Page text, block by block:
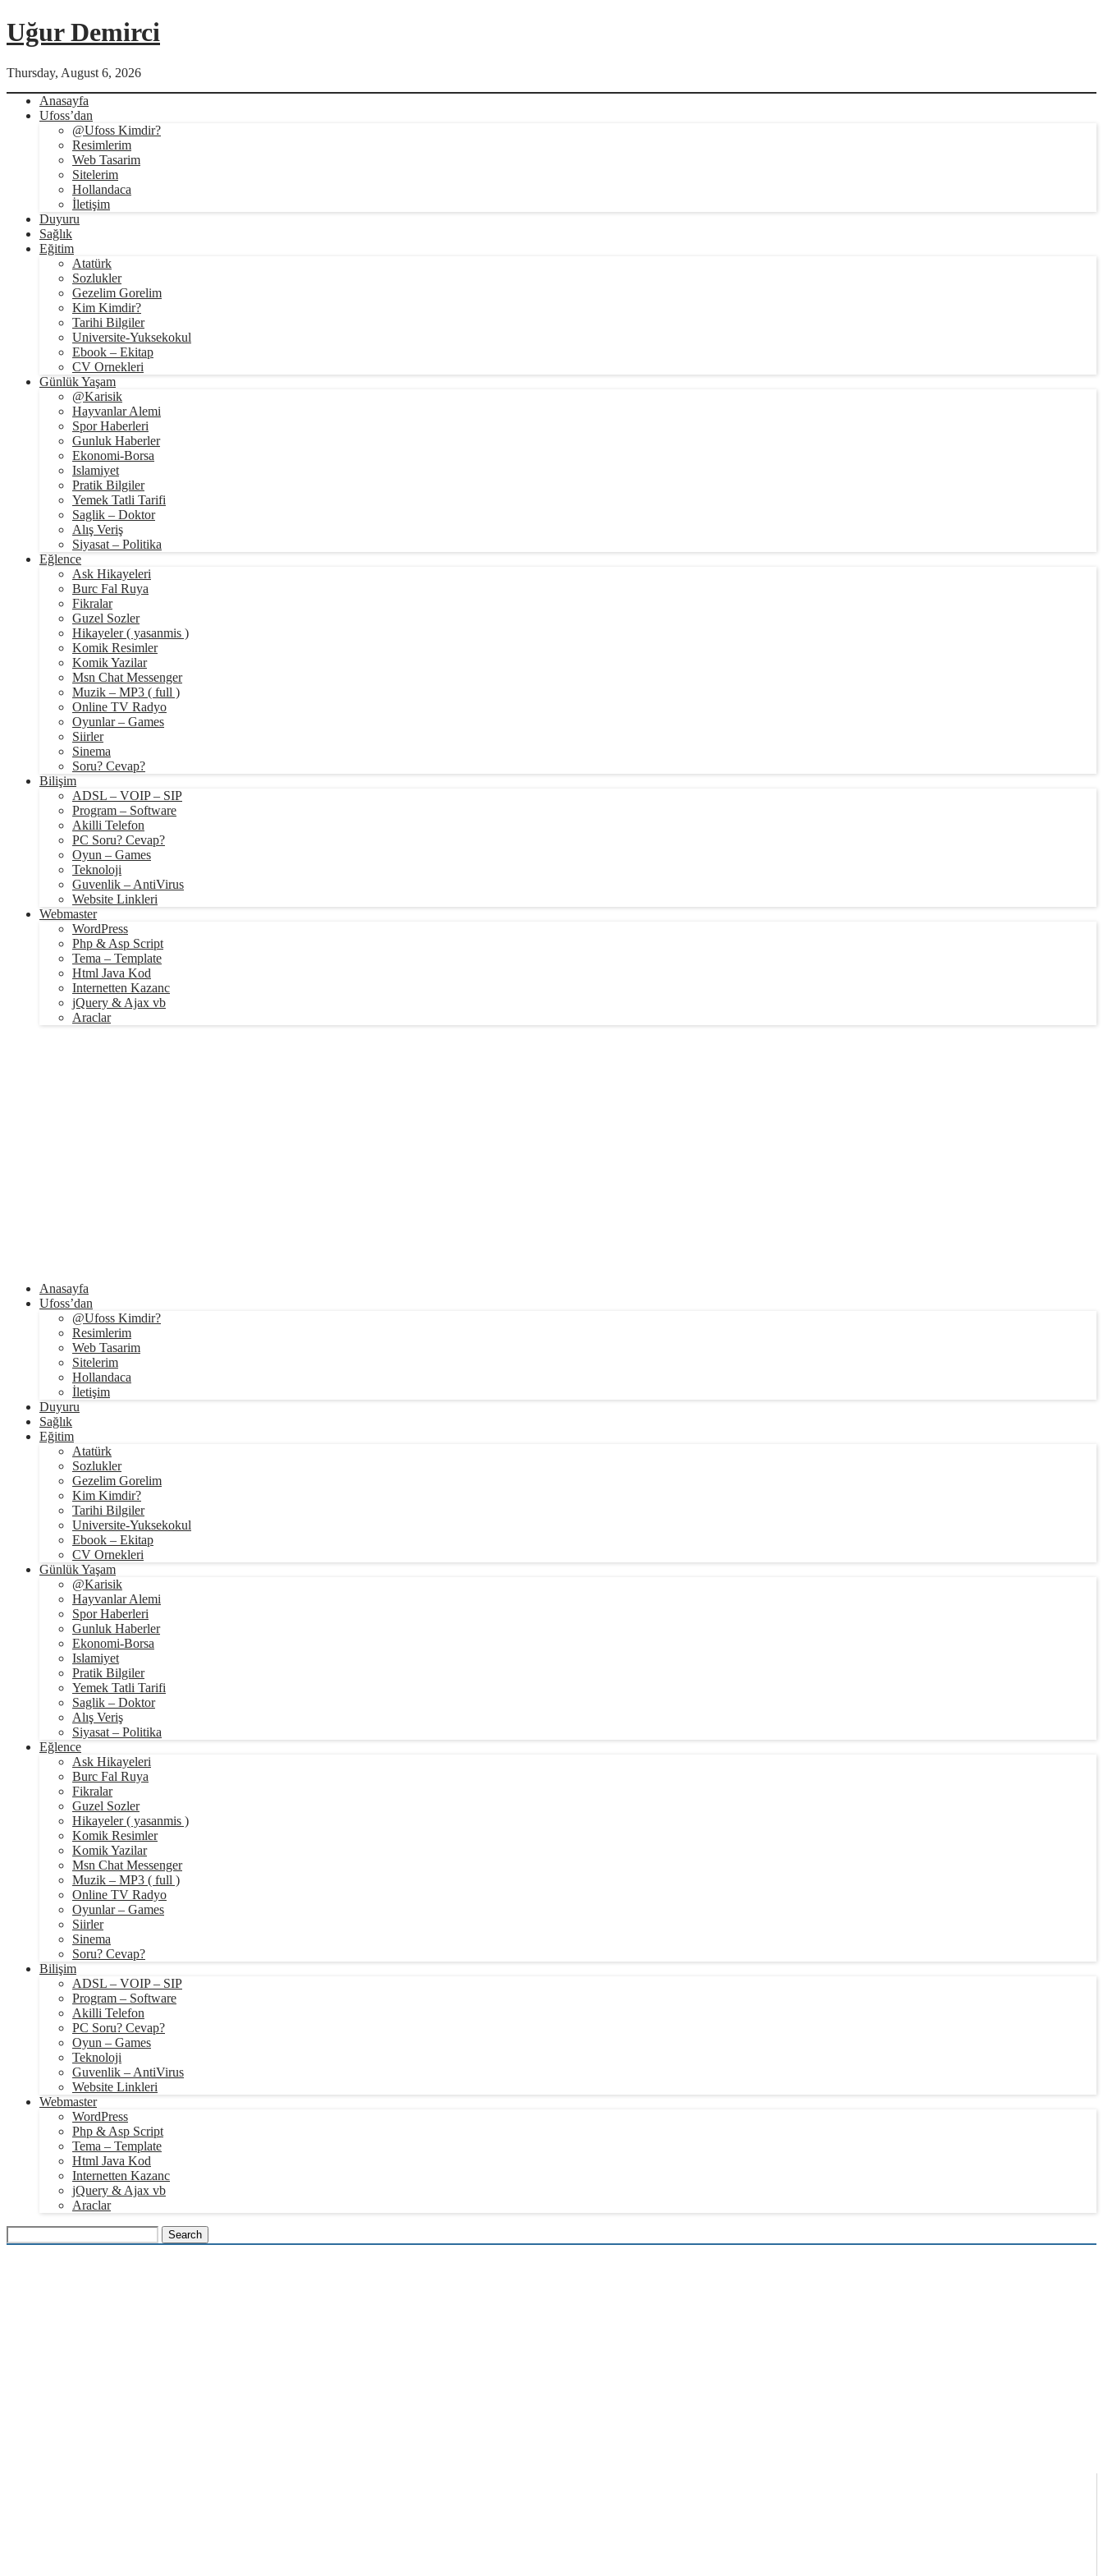
Uğur Demirci
Thursday, August 6, 2026
Anasayfa
Ufoss’dan
@Ufoss Kimdir?
Resimlerim
Web Tasarim
Sitelerim
Hollandaca
İletişim
Duyuru
Sağlık
Eğitim
Atatürk
Sozlukler
Gezelim Gorelim
Kim Kimdir?
Tarihi Bilgiler
Universite-Yuksekokul
Ebook – Ekitap
CV Ornekleri
Günlük Yaşam
@Karisik
Hayvanlar Alemi
Spor Haberleri
Gunluk Haberler
Ekonomi-Borsa
Islamiyet
Pratik Bilgiler
Yemek Tatli Tarifi
Saglik – Doktor
Alış Veriş
Siyasat – Politika
Eğlence
Ask Hikayeleri
Burc Fal Ruya
Fikralar
Guzel Sozler
Hikayeler ( yasanmis )
Komik Resimler
Komik Yazilar
Msn Chat Messenger
Muzik – MP3 ( full )
Online TV Radyo
Oyunlar – Games
Siirler
Sinema
Soru? Cevap?
Bilişim
ADSL – VOIP – SIP
Program – Software
Akilli Telefon
PC Soru? Cevap?
Oyun – Games
Teknoloji
Guvenlik – AntiVirus
Website Linkleri
Webmaster
WordPress
Php & Asp Script
Tema – Template
Html Java Kod
Internetten Kazanc
jQuery & Ajax vb
Araclar
Anasayfa
Ufoss’dan
@Ufoss Kimdir?
Resimlerim
Web Tasarim
Sitelerim
Hollandaca
İletişim
Duyuru
Sağlık
Eğitim
Atatürk
Sozlukler
Gezelim Gorelim
Kim Kimdir?
Tarihi Bilgiler
Universite-Yuksekokul
Ebook – Ekitap
CV Ornekleri
Günlük Yaşam
@Karisik
Hayvanlar Alemi
Spor Haberleri
Gunluk Haberler
Ekonomi-Borsa
Islamiyet
Pratik Bilgiler
Yemek Tatli Tarifi
Saglik – Doktor
Alış Veriş
Siyasat – Politika
Eğlence
Ask Hikayeleri
Burc Fal Ruya
Fikralar
Guzel Sozler
Hikayeler ( yasanmis )
Komik Resimler
Komik Yazilar
Msn Chat Messenger
Muzik – MP3 ( full )
Online TV Radyo
Oyunlar – Games
Siirler
Sinema
Soru? Cevap?
Bilişim
ADSL – VOIP – SIP
Program – Software
Akilli Telefon
PC Soru? Cevap?
Oyun – Games
Teknoloji
Guvenlik – AntiVirus
Website Linkleri
Webmaster
WordPress
Php & Asp Script
Tema – Template
Html Java Kod
Internetten Kazanc
jQuery & Ajax vb
Araclar